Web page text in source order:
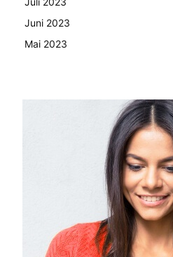
Juni 2023
Mai 2023